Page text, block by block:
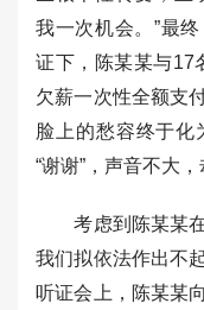
我一次机会。”最
证下，陈某某与17
欠薪一次性全额支
脸上的愁容终于
“谢谢”，声音不大，
考虑到陈某某在
我们拟依法作出不
听证会上，陈某某